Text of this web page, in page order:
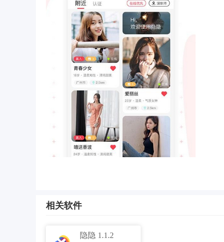
1、隐隐支持在线发布动态，可以填写文字、增加
3、软件可以发布自己的交友需求，让其他人来主
相关软件
隐隐 1.1.2